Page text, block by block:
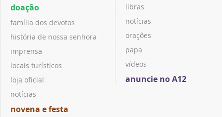
doação
família dos devotos
história de nossa senhora
imprensa
locais turísticos
loja oficial
notícias
novena e festa
libras
notícias
orações
papa
vídeos
anuncie no A12